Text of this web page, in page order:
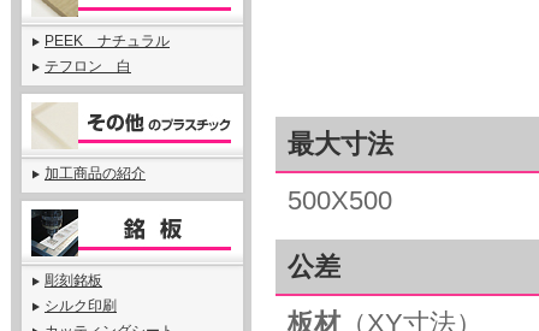
PEEK ナチュラル
テフロン 白
加工商品の紹介
彫刻銘板
シルク印刷
最大寸法
500X500
公差
板材（XY寸法